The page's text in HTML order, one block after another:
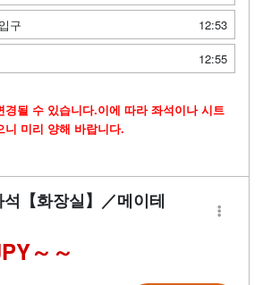
구
12:53
12:55
경될 수 있습니다.이에 따라 좌석이나 시트
미리 양해 바랍니다.
【화장실】／메이테
～